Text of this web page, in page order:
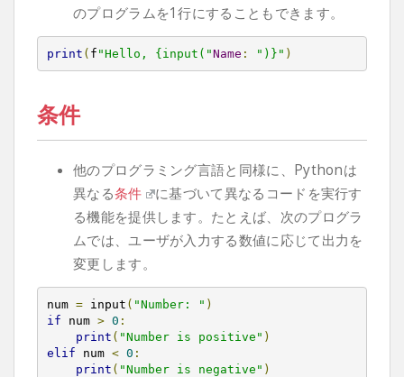
のプログラムを1行にすることもできます。
print ( f "Hello, {input("Name : ")}" )
条件
他のプログラミング言語と同様に、Pythonは
異なる条件
に基づいて異なるコードを実行す
る機能を提供します。たとえば、次のプログラ
ムでは、ユーザが入力する数値に応じて出力を
変更します。
num = input ( "Number: " )
if num > 0 :
print ( "Number is positive" )
elif num < 0 :
print ( "Number is negative" )